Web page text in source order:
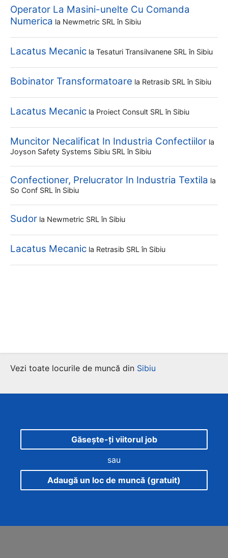
Operator La Masini-unelte Cu Comanda
Numerica la Newmetric SRL în Sibiu
Lacatus Mecanic la Tesaturi Transilvanene SRL în Sibiu
Bobinator Transformatoare la Retrasib SRL în Sibiu
Lacatus Mecanic la Proiect Consult SRL în Sibiu
Muncitor Necalificat In Industria Confectiilor la
Joyson Safety Systems Sibiu SRL în Sibiu
Confectioner, Prelucrator In Industria Textila la
So Conf SRL în Sibiu
Sudor la Newmetric SRL în Sibiu
Lacatus Mecanic la Retrasib SRL în Sibiu
Vezi toate locurile de muncă din Sibiu
Găsește-ți viitorul job
sau
Adaugă un loc de muncă (gratuit)